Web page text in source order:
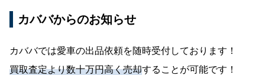
カババからのお知らせ
カババでは愛車の出品依頼を随時受付しております！
買取査定より数十万円高く売却することが可能です！